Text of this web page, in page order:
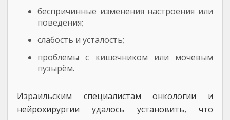
беспричинные изменения настроения или
поведения;
слабость и усталость;
проблемы с кишечником или мочевым
пузырём.
Израильским специалистам онкологии и
нейрохирургии удалось установить, что